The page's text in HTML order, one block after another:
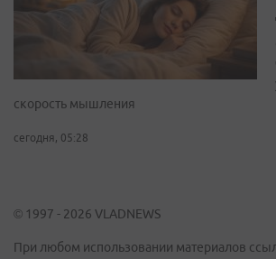
скорость мышления
сегодня, 05:28
© 1997 - 2026 VLADNEWS
При любом использовании материалов